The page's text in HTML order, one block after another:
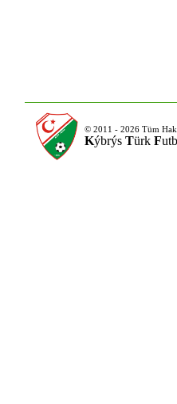
© 2011 - 2026 Tüm
Kýbrýs Türk F